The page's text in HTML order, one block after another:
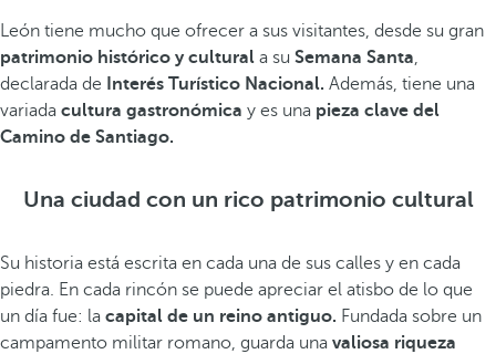
León tiene mucho que ofrecer a sus visitantes, desde su gran
patrimonio histórico y cultural a su Semana Santa,
declarada de
Interés Turístico Nacional. Además, tiene una
variada cultura gastronómica y es una pieza clave del
Camino de Santiago.
Una ciudad con un rico patrimonio cultural
Su historia está escrita en cada una de sus calles y en cada
piedra. En cada rincón se puede apreciar el atisbo de lo que
un día fue: la capital de un reino antiguo. Fundada sobre un
campamento militar romano, guarda una valiosa riqueza